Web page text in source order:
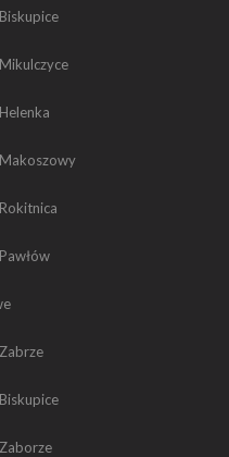
Biskupice
Mikulczyce
Helenka
Makoszowy
Rokitnica
Pawłów
Zabrze
Biskupice
Zaborze